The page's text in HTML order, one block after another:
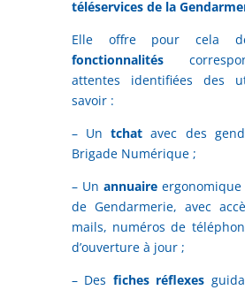
téléservices de la
Elle offre pour cela
fonctionnalités
attentes identifiées des
savoir :
– Untchat avec des
Brigade Numérique ;
– Un annuaireergonomique
de Gendarmerie, avec
mails, numéros de
d’ouverture à jour ;
– Des fiches réflexes